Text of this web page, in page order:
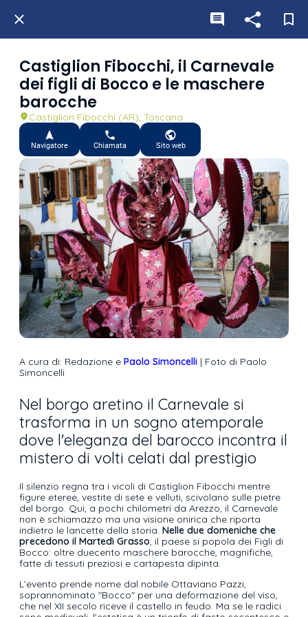
Castiglion Fibocchi, il Carnevale
dei figli di Bocco e le maschere
barocche
Castiglion Fibocchi (AR), Toscana
Navigatore Chiamata Sito web
A cura di: Redazione e Paolo Simoncelli | Foto di Paolo
Simoncelli
Nel borgo aretino il Carnevale si
trasforma in un sogno atemporale
dove l'eleganza del barocco incontra il
mistero di volti celati dal prestigio
Il silenzio regna tra i vicoli di Castiglion Fibocchi mentre
figure eteree, vestite di sete e velluti, scivolano sulle pietre
del borgo. Qui, a pochi chilometri da Arezzo, il Carnevale
non è schiamazzo ma una visione onirica che riporta
indietro le lancette della storia. Nelle due domeniche che
precedono il Martedì Grasso, il paese si popola dei Figli di
Bocco: oltre duecento maschere barocche, magnifiche,
fatte di tessuti preziosi e cartapesta dipinta.
L’evento prende nome dal nobile Ottaviano Pazzi,
soprannominato "Bocco" per una deformazione del viso,
che nel XII secolo riceve il castello in feudo. Ma se le radici